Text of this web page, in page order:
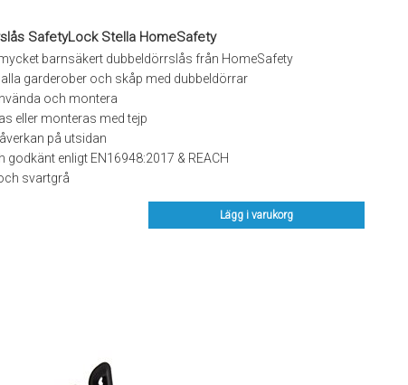
SafetyLock Stella HomeSafety
barnsäkert dubbeldörrslås från HomeSafety
alla garderober och skåp med dubbeldörrar
och montera
eller monteras med tejp
på utsidan
godkänt enligt EN16948:2017 & REACH
svartgrå
Lägg i varukorg